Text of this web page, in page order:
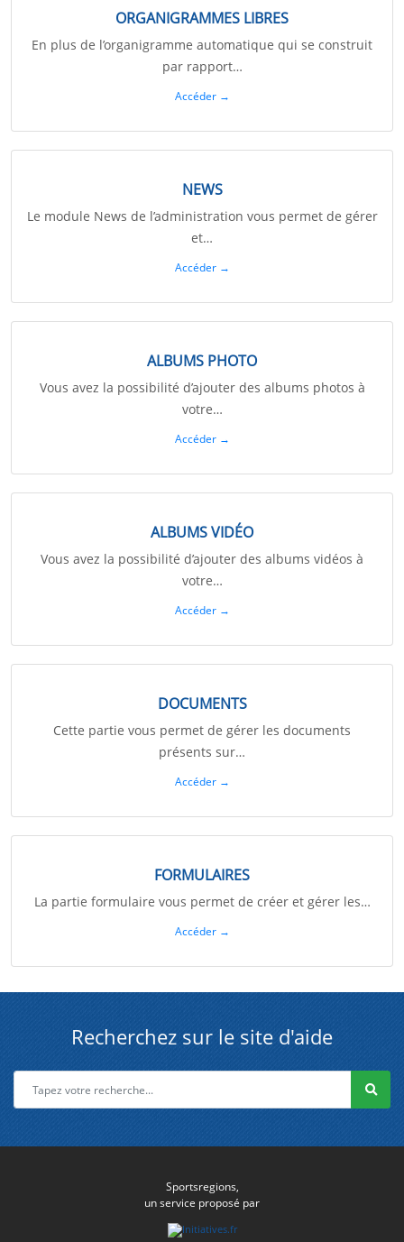
ORGANIGRAMMES LIBRES
En plus de l’organigramme automatique qui se construit
par rapport…
Accéder →
NEWS
Le module News de l’administration vous permet de gérer
et…
Accéder →
ALBUMS PHOTO
Vous avez la possibilité d’ajouter des albums photos à
votre…
Accéder →
ALBUMS VIDÉO
Vous avez la possibilité d’ajouter des albums vidéos à
votre…
Accéder →
DOCUMENTS
Cette partie vous permet de gérer les documents
présents sur…
Accéder →
FORMULAIRES
La partie formulaire vous permet de créer et gérer les…
Accéder →
Recherchez sur le site d'aide
Sportsregions,
un service proposé par